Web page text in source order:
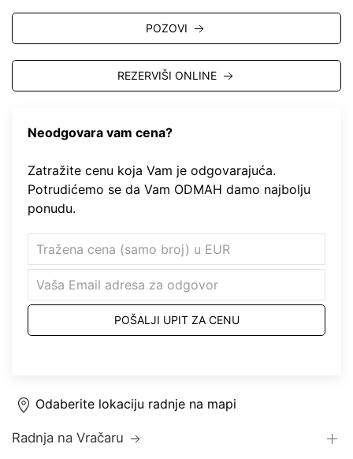
POZOVI
REZERVIŠI ONLINE
Neodgovara vam cena?
Zatražite cenu koja Vam je odgovarajuća.
Potrudićemo se da Vam ODMAH damo najbolju
ponudu.
POŠALJI UPIT ZA CENU
Odaberite lokaciju radnje na mapi
Radnja na Vračaru